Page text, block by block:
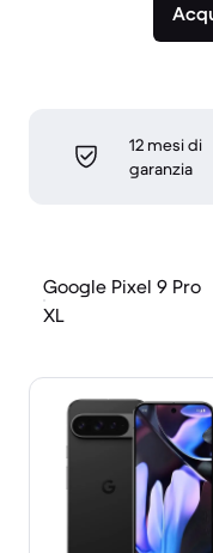
12 mesi di
garanzia
Google Pixel 9 Pro
XL